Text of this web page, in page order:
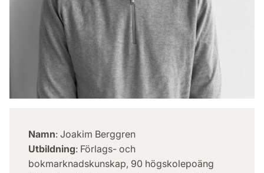
Namn: Joakim Berggren
Utbildning: Förlags- och
bokmarknadskunskap, 90 högskolepoäng